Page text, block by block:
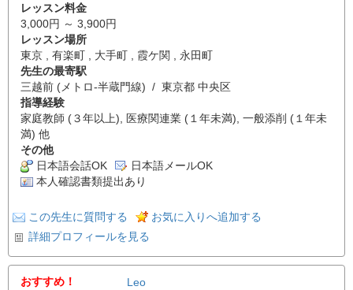
レッスン料金
3,000円 ～ 3,900円
レッスン場所
東京 , 有楽町 , 大手町 , 霞ケ関 , 永田町
先生の最寄駅
三越前 (メトロ-半蔵門線) / 東京都 中央区
指導経験
家庭教師 (３年以上), 医療関連業 (１年未満), 一般添削 (１年未
満) 他
その他
日本語会話OK
日本語メールOK
本人確認書類提出あり
この先生に質問する
お気に入りへ追加する
詳細プロフィールを見る
おすすめ！
Leo